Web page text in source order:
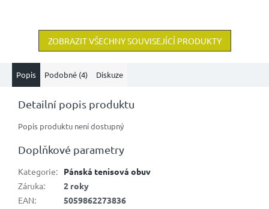
ZOBRAZIT VŠECHNY SOUVISEJÍCÍ PRODUKTY
Popis Podobné (4) Diskuze
Detailní popis produktu
Popis produktu není dostupný
Doplňkové parametry
Kategorie:
Pánská tenisová obuv
Záruka:
2 roky
EAN:
5059862273836